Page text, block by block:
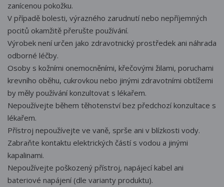
zanícenou pokožku.
V případě bolesti, výrazného zarudnutí nebo nepříjemných
pocitů okamžitě přerušte používání.
Výrobek není určen jako zdravotnický prostředek ani náhrada
odborné léčby.
Osoby s kožními onemocněními, křečovými žilami, poruchami
krevního oběhu, cukrovkou nebo jinými zdravotními obtížemi
by měly používání konzultovat s lékařem.
Nepoužívejte během těhotenství bez předchozí konzultace s
lékařem.
Přístroj nepoužívejte ve vaně, sprše ani v blízkosti vody.
Zabraňte kontaktu elektrických částí s vodou a jinými
kapalinami.
Nepoužívejte poškozený přístroj, napájecí kabel ani
bateriové napájení (dle varianty produktu).